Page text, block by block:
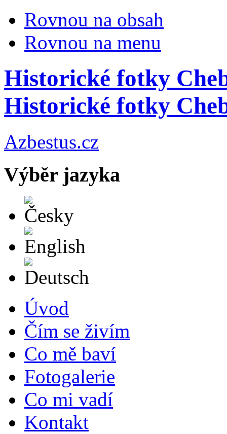
Rovnou na obsah
Rovnou na menu
Historické fotky
Historické fotky
Azbestus.cz
Výběr jazyka
Úvod
Čím se živím
Co mě baví
Fotogalerie
Co mi vadí
Kontakt